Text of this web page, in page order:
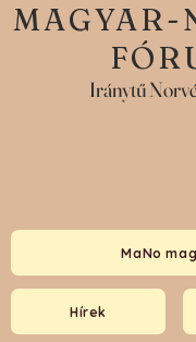
MAGYAR-
Iránytű
Hírek
MaNo